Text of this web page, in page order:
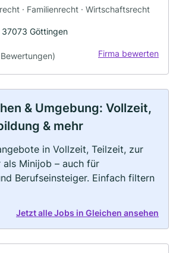
· Familienrecht · Wirtschaftsrecht
Göttingen
Firma bewerten
& Umgebung: Vollzeit,
& mehr
in Vollzeit, Teilzeit, zur
Minijob – auch für
Berufseinsteiger. Einfach filtern
Jetzt alle Jobs in Gleichen ansehen